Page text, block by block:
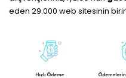
eden 29.000 web sitesinin